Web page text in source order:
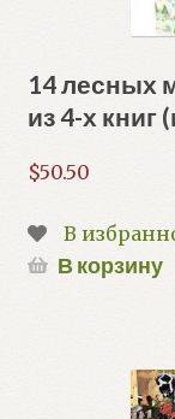
14 лесных
из 4-х книг
$50.50
В
В корзину